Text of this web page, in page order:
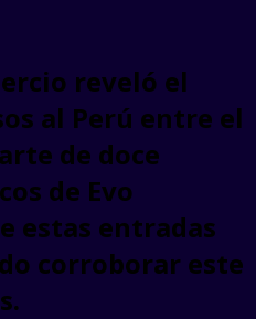
reveló el
al Perú entre el
de doce
de Evo
estas entradas
corroborar este